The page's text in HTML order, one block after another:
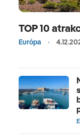
TOP 10
Európa